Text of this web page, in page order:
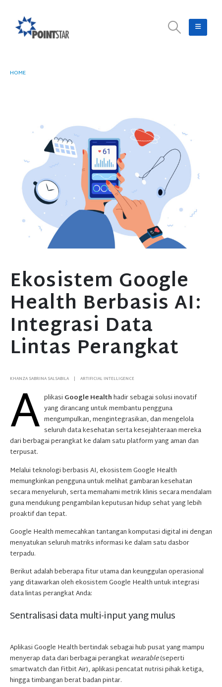
HOME
Ekosistem Google
Health Berbasis AI:
Integrasi Data
Lintas Perangkat
KHANZA SABRINA SALSABILA ARTIFICIAL INTELLIGENCE
A plikasi Google Healthhadir sebagai solusi inovatif
yang dirancang untuk membantu pengguna
mengumpulkan, mengintegrasikan, dan mengelola
seluruh data kesehatan serta kesejahteraan mereka
dari berbagai perangkat ke dalam satu platform yang aman dan
terpusat.
Melalui teknologi berbasis AI, ekosistem Google Health
memungkinkan pengguna untuk melihat gambaran kesehatan
secara menyeluruh, serta memahami metrik klinis secara mendalam
guna mendukung pengambilan keputusan hidup sehat yang lebih
proaktif dan tepat.
Google Health memecahkan tantangan komputasi digital ini dengan
menyatukan seluruh matriks informasi ke dalam satu dasbor
terpadu.
Berikut adalah beberapa fitur utama dan keunggulan operasional
yang ditawarkan oleh ekosistem Google Health untuk integrasi
data lintas perangkat Anda:
Sentralisasi data multi-input yang mulus
Aplikasi Google Health bertindak sebagai hub pusat yang mampu
menyerap data dari berbagai perangkat wearable(seperti
smartwatch dan Fitbit Air), aplikasi pencatat nutrisi pihak ketiga,
hingga timbangan berat badan pintar.